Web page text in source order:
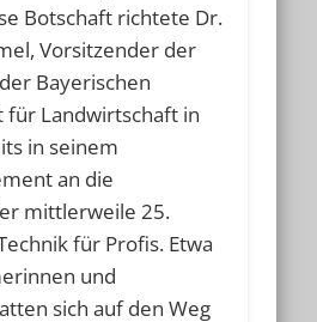
Botschaft richtete Dr.
Vorsitzender der
Bayerischen
für Landwirtschaft in
in seinem
an die
mittlerweile 25.
für Profis. Etwa
und
sich auf den Weg